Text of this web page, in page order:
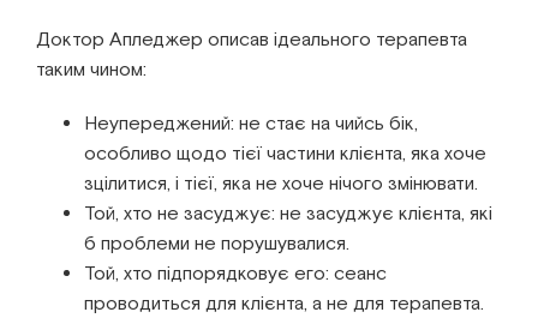
Доктор Апледжер описав ідеального терапевта
таким чином:
Неупереджений: не стає на чийсь бік,
особливо щодо тієї частини клієнта, яка хоче
зцілитися, і тієї, яка не хоче нічого змінювати.
Той, хто не засуджує: не засуджує клієнта, які
б проблеми не порушувалися.
Той, хто підпорядковує его: сеанс
проводиться для клієнта, а не для терапевта.